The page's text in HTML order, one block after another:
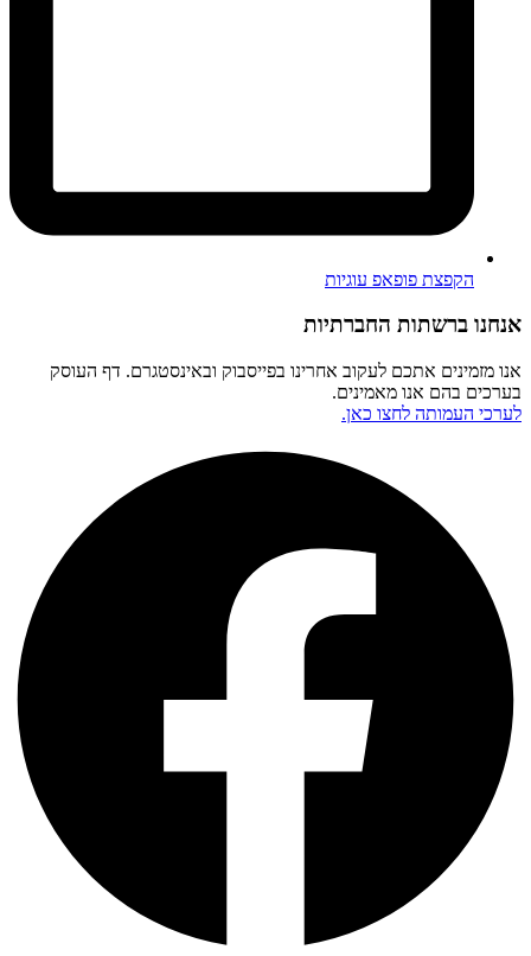
הקפצת פופאפ עוגיות
אנחנו ברשתות החברתיות
אנו מזמינים אתכם לעקוב אחרינו בפייסבוק ובאינסטגרם. דף העוסק
בערכים בהם אנו מאמינים.
לערכי העמותה לחצו כאן.